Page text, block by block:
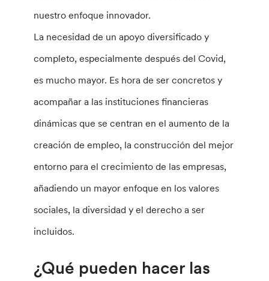
nuestro enfoque innovador.
La necesidad de un apoyo diversificado y
completo, especialmente después del Covid,
es mucho mayor. Es hora de ser concretos y
acompañar a las instituciones financieras
dinámicas que se centran en el aumento de la
creación de empleo, la construcción del mejor
entorno para el crecimiento de las empresas,
añadiendo un mayor enfoque en los valores
sociales, la diversidad y el derecho a ser
incluidos.
¿Qué pueden hacer las